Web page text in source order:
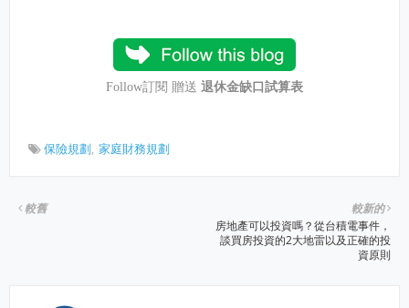
Follow訂閱 贈送 退休金缺口試算表
保險規劃 家庭財務規劃
較新的
房地產可以投資嗎？從台積電事件，
談買房投資的2大地雷以及正確的投
資原則
較舊